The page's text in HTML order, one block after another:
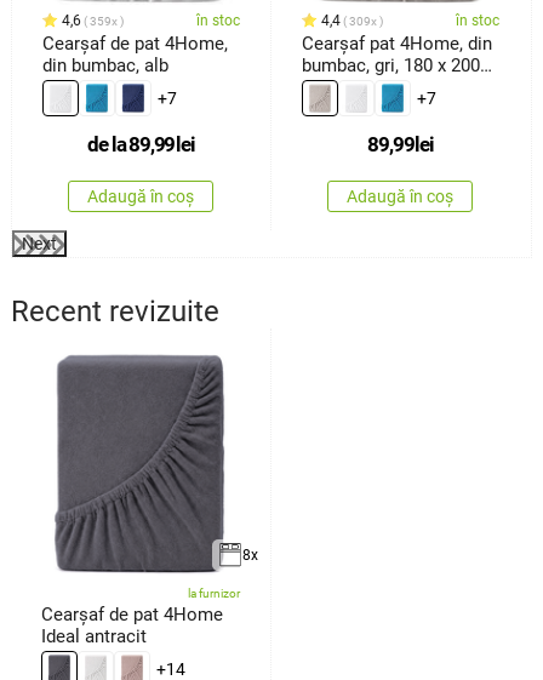
4,6 359x în stoc
Cearșaf de pat 4Home,
din bumbac, alb
+7
de la89,99lei
Adaugă în coș
4,4 309x în stoc
Cearșaf pat 4Home, din
bumbac, gri, 180 x 200
cm
+7
89,99lei
Adaugă în coș
Next
Recent revizuite
8x
la furnizor
Cearșaf de pat 4Home
Ideal antracit
+14